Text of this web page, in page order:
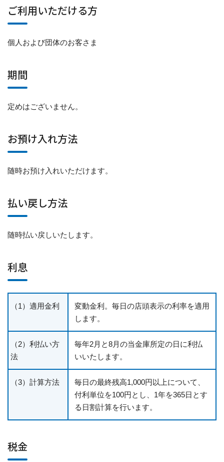
ご利用いただける方
個人および団体のお客さま
期間
定めはございません。
お預け入れ方法
随時お預け入れいただけます。
払い戻し方法
随時払い戻しいたします。
利息
（1）適用金利
変動金利。毎日の店頭表示の利率を適用
します。
（2）利払い方
法
毎年2月と8月の当金庫所定の日に利払
いいたします。
（3）計算方法
毎日の最終残高1,000円以上について、
付利単位を100円とし、1年を365日とす
る日割計算を行います。
税金